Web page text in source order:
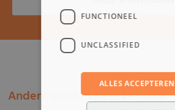
Andere klanten bekeken ook:
FUNCTIONEEL
UNCLASSIFIED
ALLES ACCEPTEREN